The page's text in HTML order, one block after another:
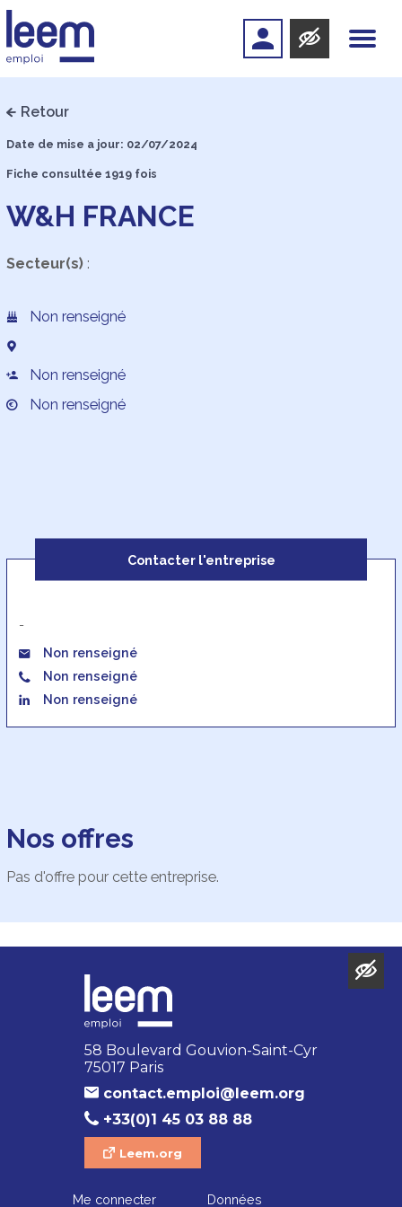
Retour
Date de mise a jour: 02/07/2024
Fiche consultée 1919 fois
W&H FRANCE
Secteur(s):
Non renseigné
Non renseigné
Non renseigné
Contacter l'entreprise
-
Non renseigné
Non renseigné
Non renseigné
Nos offres
Pas d'offre pour cette entreprise.
58 Boulevard Gouvion-Saint-Cyr
75017 Paris
contact.emploi@leem.org
+33(0)1 45 03 88 88
Leem.org
Me connecter Données